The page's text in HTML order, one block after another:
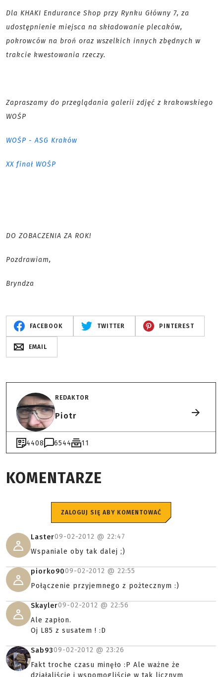
Dla KHAKI Endurance Shop przy Rynku Główny 7, za
udostępnienie miejsca na składowanie plecaków,
pokrowców na broń oraz wszelkich innych zbędnych w
trakcie kwestowania rzeczy.
Zapraszamy do przeglądania galerii zdjęć z krakowskiego
WOŚP
WOŚP - ASG Kraków
XX finał WOŚP
DO ZOBACZENIA ZA ROK!
Pozdrawiam,
Bryndza
FACEBOOK TWITTER PINTEREST
EMAIL
REDAKTOR
Piotr
4408 6544 11
KOMENTARZE
ZALOGUJ SIĘ ABY KOMENTOWAĆ
Laster09-02-2012 @ 22:47
Wspaniale oby tak dalej ;)
piorko9009-02-2012 @ 22:55
Połączenie przyjemnego z pożtecznym :)
Skayler09-02-2012 @ 22:56
Ale zapłon.
Oj L85 z susatem ! :D
Sab9309-02-2012 @ 23:26
Fakt troche czasu minęło :P Ale ważne że
działaliście i wspomogliście w tak licznym